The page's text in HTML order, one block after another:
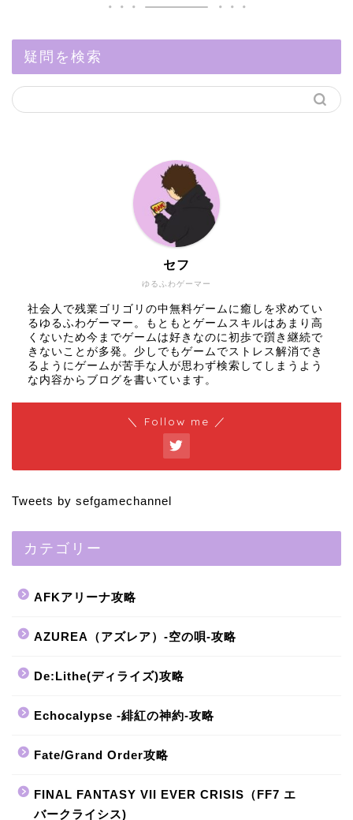
疑問を検索
ゆるふわゲーマー
セフ
社会人で残業ゴリゴリの中無料ゲームに癒しを求めてい
るゆるふわゲーマー。もともとゲームスキルはあまり高
くないため今までゲームは好きなのに初歩で躓き継続で
きないことが多発。少しでもゲームでストレス解消でき
るようにゲームが苦手な人が思わず検索してしまうよう
な内容からブログを書いています。
＼ Follow me ／
Tweets by sefgamechannel
カテゴリー
AFKアリーナ攻略
AZUREA（アズレア）-空の唄-攻略
De:Lithe(ディライズ)攻略
Echocalypse -緋紅の神約-攻略
Fate/Grand Order攻略
FINAL FANTASY VII EVER CRISIS（FF7 エ
バークライシス)